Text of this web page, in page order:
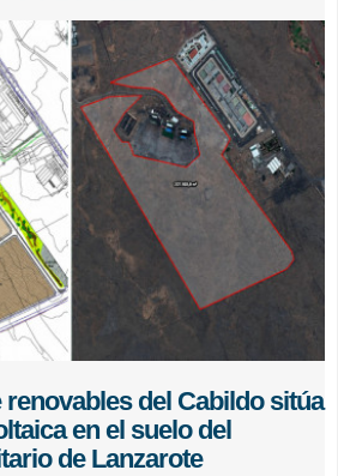
del Cabildo sitúa
en el suelo del
de Lanzarote